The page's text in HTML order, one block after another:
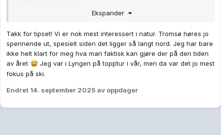
men hva er dere egentlig ute etter? By eller natur, jeg føler
liker dere natur er det kanskje aktuelt med tur til Tromsø og
omliggende områder, kanskje se nordlys?
https://www.visittromso.no/no/nordlys#:~:text=Tromsø er ligger
midt i,eller danse over hele himmelen.
Ekspander
Takk for tipset! Vi er nok mest interessert i natur. Tromsø høres jo
spennende ut, spesielt siden det ligger så langt nord. Jeg har bare
ikke helt klart for meg hva man faktisk kan gjøre der på den tiden
av året 😅 Jeg var i Lyngen på topptur i vår, men da var det jo mest
fokus på ski.
Endret 14. september 2025 av oppdager